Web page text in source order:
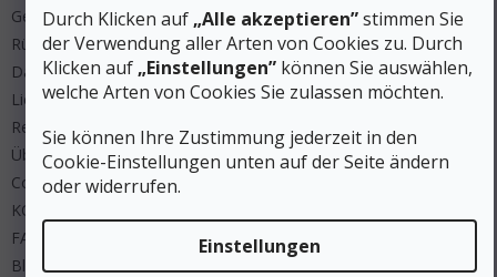
Durch Klicken auf „Alle akzeptieren”stimmen Sie
der Verwendung aller Arten von Cookies zu. Durch
Klicken auf „Einstellungen” können Sie auswählen,
welche Arten von Cookies Sie zulassen möchten.
Sie können Ihre Zustimmung jederzeit in den
Cookie-Einstellungen unten auf der Seite ändern
oder widerrufen.
Einstellungen
Geschäftsbedingungen
Rücksendung
Datenschutz
Lieferung und Zahlung
Regeln Wettbewerbe
Über uns
Cookies
KONTAKT
FAQ
Blog